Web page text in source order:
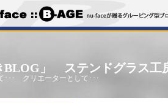
BLOG」 ステンドグラス工
･･･ クリエーターとして･･･